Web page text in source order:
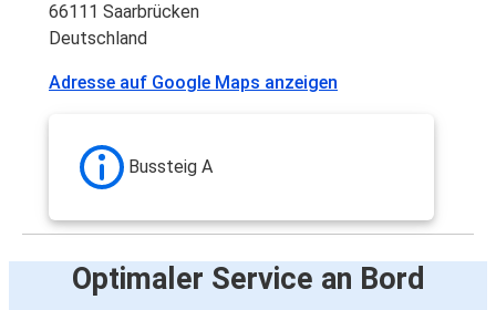
66111 Saarbrücken
Deutschland
Adresse auf Google Maps anzeigen
Bussteig A
Optimaler Service an Bord